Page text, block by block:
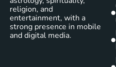
religion, and
entertainment, with a
strong presence in mobile
and digital media.